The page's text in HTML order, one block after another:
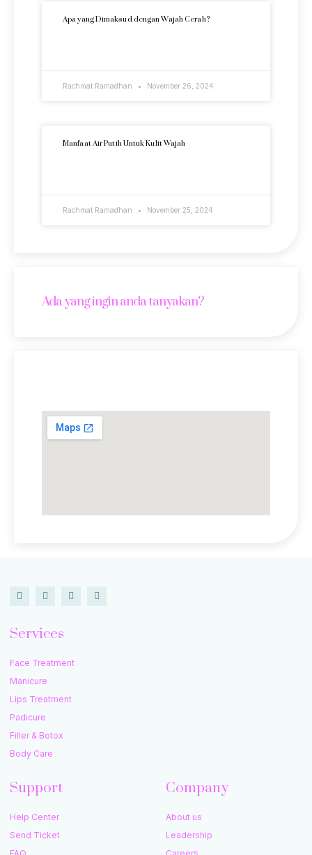
Apa yang Dimaksud dengan Wajah Cerah?
Rachmat Ramadhan November 26, 2024
Manfaat Air Putih Untuk Kulit Wajah
Rachmat Ramadhan November 25, 2024
Ada yang ingin anda tanyakan?
Services
Face Treatment
Manicure
Lips Treatment
Padicure
Filler & Botox
Body Care
Support
Help Center
Send Ticket
FAQ
Company
About us
Leadership
Careers